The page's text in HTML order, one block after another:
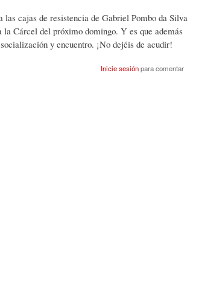
cajas de resistencia de Gabriel Pombo da Silva
Cárcel del próximo domingo. Y es que además
y encuentro. ¡No dejéis de acudir!
Inicie sesiónpara comentar